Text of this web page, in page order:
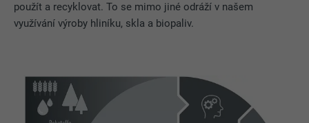
použít a recyklovat. To se mimo jiné odráží v našem
využívání výroby hliníku, skla a biopaliv.